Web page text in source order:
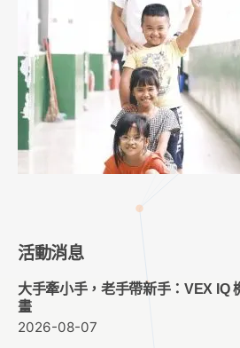
活動消息
大手牽小手，老手帶新手：VEX IQ
畫
2026-08-07